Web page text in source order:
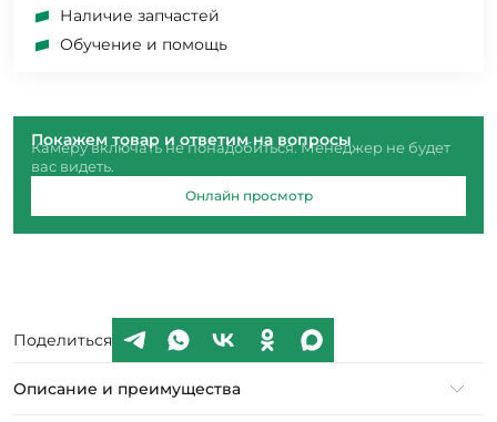
Наличие запчастей
Обучение и помощь
Покажем товар и ответим на вопросы
Камеру включать не понадобиться. Менеджер не будет
вас видеть.
Онлайн просмотр
Поделиться
Описание и преимущества